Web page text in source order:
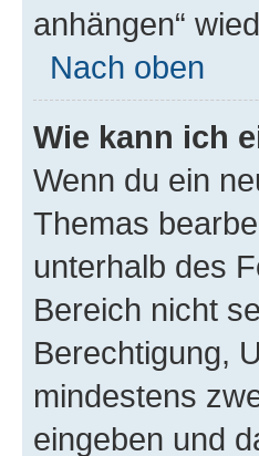
anhängen“
Nach oben
Wie kann ich
Wenn du ein
Themas
unterhalb des
Bereich nicht
Berechtigung,
mindestens
eingeben und